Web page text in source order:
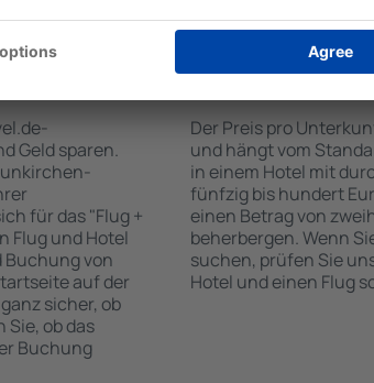
Geld sparen.
für das "Flug +
Flug und Hotel
von
auf der
sicher, ob
ob das
Buchung
Wie viel kostet
Seelscheid?
Der Preis pro
und hängt vom
in einem Hotel mit
fünfzig bis hundert
einen Betrag von
beherbergen. Wenn
suchen, prüfen Sie
Hotel und einen Flug